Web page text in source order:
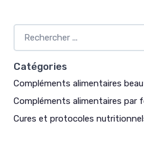
Catégories
Compléments alimentaires
Compléments alimentaires par
Cures et protocoles